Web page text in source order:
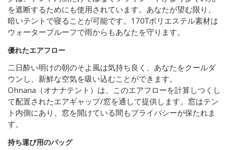
を遮断するためにも使用されています。あなたが望む限り、
暗いテントで寝ることが可能です。170Tポリエステル素材は
ウォータープルーフで雨からもあなたを守ります。
優れたエアフロー
二日酔い明けの朝のそよ風は気持ち良く、あなたをクールダ
ウンし、新鮮な空気を吸い込むことができます。
Ohnana（オナナテント）は、このエアフローを計算しつくし
て配置されたエアギャップ/窓を通して提供します。窓はテン
ト内側にあり、窓を開けている間もプライバシーが保たれま
す。
持ち運び用のバッグ